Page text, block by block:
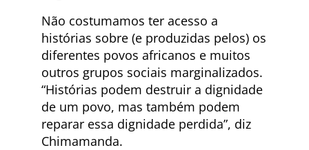
Não costumamos ter acesso a
histórias sobre (e produzidas pelos) os
diferentes povos africanos e muitos
outros grupos sociais marginalizados.
“Histórias podem destruir a dignidade
de um povo, mas também podem
reparar essa dignidade perdida”, diz
Chimamanda.